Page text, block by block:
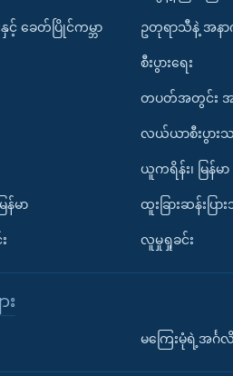
ခေတ်ပြိုင်ကမ္ဘာ
န်မာ
း
ဥတုရာသီနဲ့ အနာ
စီးပွားရေး
တပတ်အတွင်း အ
လယ်ယာစီးပွားသ
ယူကရိန်း၊ မြန်မ
ထူးခြားဆန်းပြာ
လူမှုရှုခင်း
း
မကြေးမုံရဲ့အင်္ဂ